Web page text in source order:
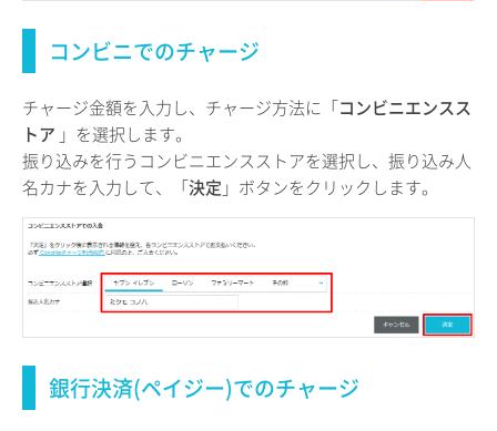
コンビニでのチャージ
チャージ金額を入力し、チャージ方法に「コンビニエンスス
トア 」を選択します。
振り込みを行うコンビニエンスストアを選択し、振り込み人
名カナを入力して、「決定 」ボタンをクリックします。
銀行決済(ペイジー)でのチャージ